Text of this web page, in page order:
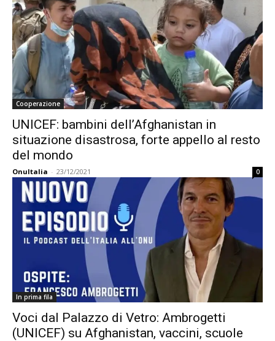
Cooperazione
UNICEF: bambini dell’Afghanistan in
situazione disastrosa, forte appello al resto
del mondo
OnuItalia - 23/12/2021 0
In prima fila
Voci dal Palazzo di Vetro: Ambrogetti
(UNICEF) su Afghanistan, vaccini, scuole